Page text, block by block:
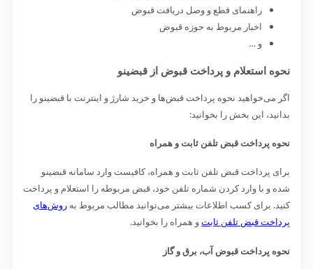
راهنمای قطع و وصل دریافت قبوض
اخبار مربوط به حوزه قبوض
و …
نحوه استعلام و پرداخت قبوض از قبضینو
اگر می‌خواهید نحوه پرداخت قبض‌ها و خرید شارژ و اینترنت با قبضینو را
بدانید، این بخش را بخوانید:
نحوه پرداخت قبض تلفن ثابت و همراه
برای پرداخت قبض تلفن ثابت و همراه، کافیست وارد سامانه قبضینو
شده و با وارد کردن شماره تلفن خود، قبض مربوطه را استعلام و پرداخت
کنید. برای کسب اطلاعات بیشتر می‌توانید مطالب مربوط به روش‌های
پرداخت قبض تلفن ثابتو همراه را بخوانید.
نحوه پرداخت قبوض آب، برق و گاز